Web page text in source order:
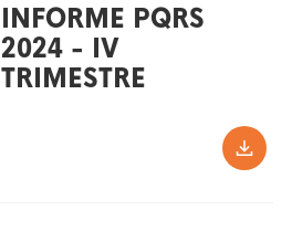
INFORME PQRS
2024 - IV
TRIMESTRE